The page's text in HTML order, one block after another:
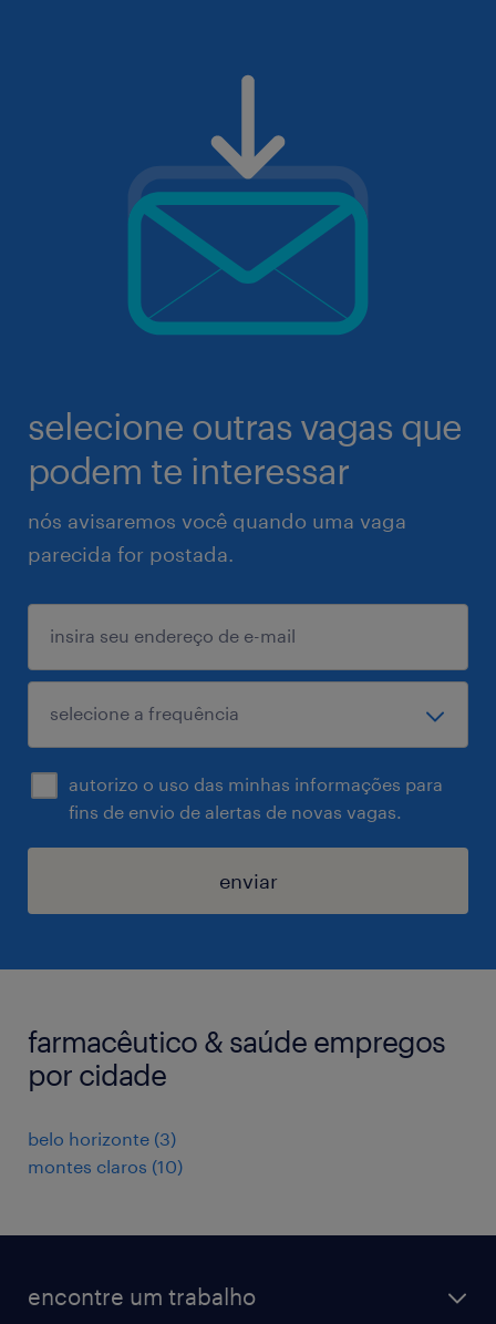
selecione outras vagas que
podem te interessar
nós avisaremos você quando uma vaga
parecida for postada.
autorizo o uso das minhas informações para
fins de envio de alertas de novas vagas.
enviar
farmacêutico & saúde empregos
por cidade
belo horizonte (3)
montes claros (10)
encontre um trabalho